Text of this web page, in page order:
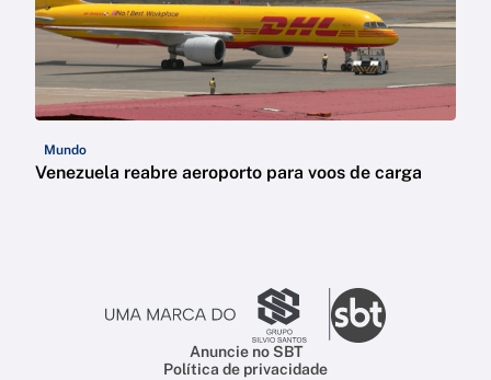
Mundo
Venezuela reabre aeroporto para voos de carga
Anuncie no SBT
Política de privacidade